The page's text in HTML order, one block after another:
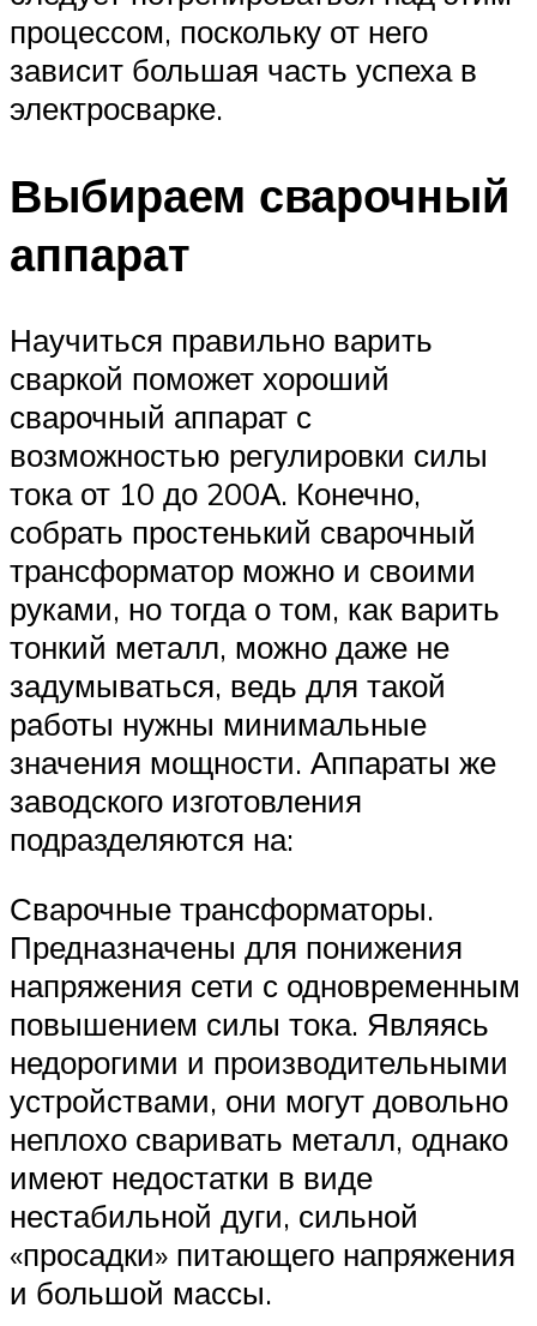
процессом, поскольку от него
зависит большая часть успеха в
электросварке.
Выбираем сварочный
аппарат
Научиться правильно варить
сваркой поможет хороший
сварочный аппарат с
возможностью регулировки силы
тока от 10 до 200А. Конечно,
собрать простенький сварочный
трансформатор можно и своими
руками, но тогда о том, как варить
тонкий металл, можно даже не
задумываться, ведь для такой
работы нужны минимальные
значения мощности. Аппараты же
заводского изготовления
подразделяются на:
Сварочные трансформаторы.
Предназначены для понижения
напряжения сети с одновременным
повышением силы тока. Являясь
недорогими и производительными
устройствами, они могут довольно
неплохо сваривать металл, однако
имеют недостатки в виде
нестабильной дуги, сильной
«просадки» питающего напряжения
и большой массы.